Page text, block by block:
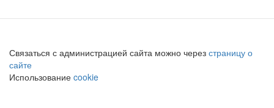
Связаться с администрацией сайта можно через страницу о
сайте
Использование cookie